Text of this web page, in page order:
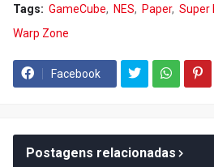
Tags: GameCube NES Paper Super
Warp Zone
Facebook
Postagens relacionadas